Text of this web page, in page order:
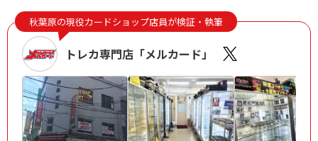
秋葉原の現役カードショップ店員が検証・執筆
トレカ専門店「メルカード」